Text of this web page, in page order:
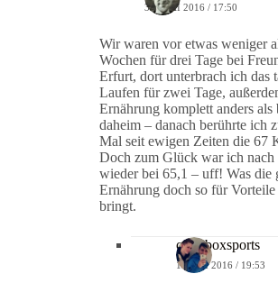
31. MAI 2016 / 17:50
Wir waren vor etwas weniger
Wochen für drei Tage bei
Erfurt, dort unterbrach ich das
Laufen für zwei Tage,
Ernährung komplett anders als
daheim – danach berührte ich
Mal seit ewigen Zeiten die 67
Doch zum Glück war ich nach
wieder bei 65,1 – uff! Was die
Ernährung doch so für
bringt.
crossboxsports
1. JUNI 2016 / 19:53